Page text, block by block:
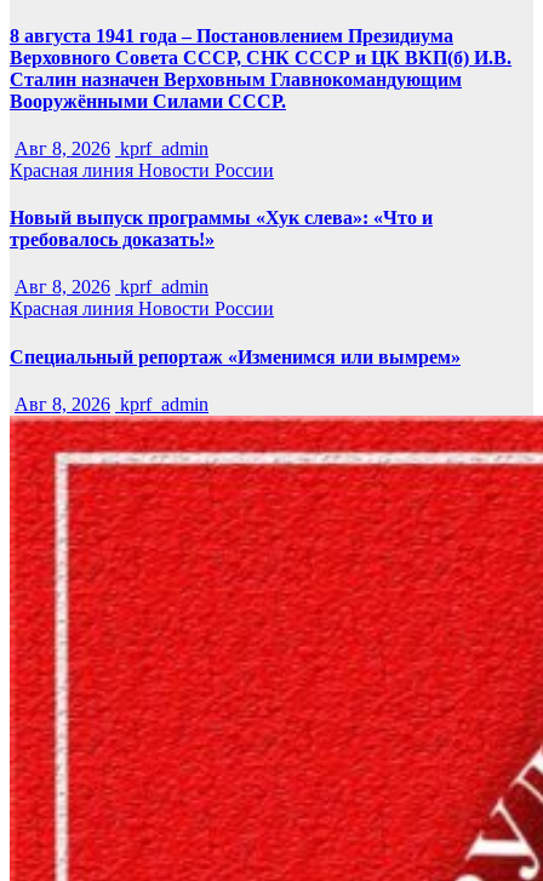
8 августа 1941 года – Постановлением Президиума
Верховного Совета СССР, СНК СССР и ЦК ВКП(б) И.В.
Сталин назначен Верховным Главнокомандующим
Вооружёнными Силами СССР.
Авг 8, 2026 kprf_admin
Красная линия Новости России
Новый выпуск программы «Хук слева»: «Что и
требовалось доказать!»
Авг 8, 2026 kprf_admin
Красная линия Новости России
Специальный репортаж «Изменимся или вымрем»
Авг 8, 2026 kprf_admin